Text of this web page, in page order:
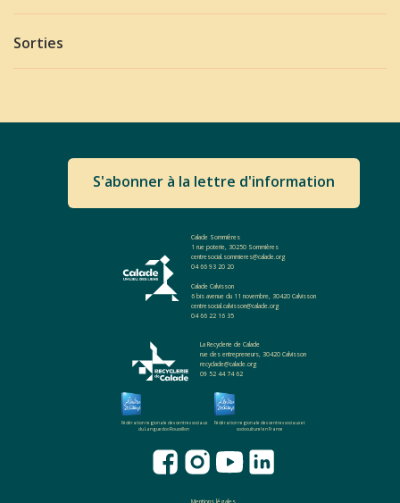
Sorties
S'abonner à la lettre d'information
Calade Sommières
1 rue poterie, 30250 Sommières
centresocial.sommieres@calade.org
04 66 93 20 20
Calade Calvisson
6 bis avenue du 11 novembre, 30420 Calvisson
centresocial.calvisson@calade.org
04 66 22 16 35
La Recyclerie de Calade
rue des entrepreneurs, 30420 Calvisson
recyclade@calade.org
09 52 44 74 62
Fédération regionale des centres sociaux
du Languedoc-Roussillon
Fédération regionale des centres sociaux et
socioculturel en France